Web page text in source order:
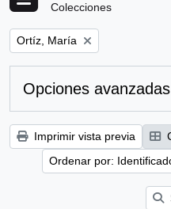
Colecciones
Remove filter:
Ortíz, María
Opciones
Imprimir vista previa
Ordenar por: